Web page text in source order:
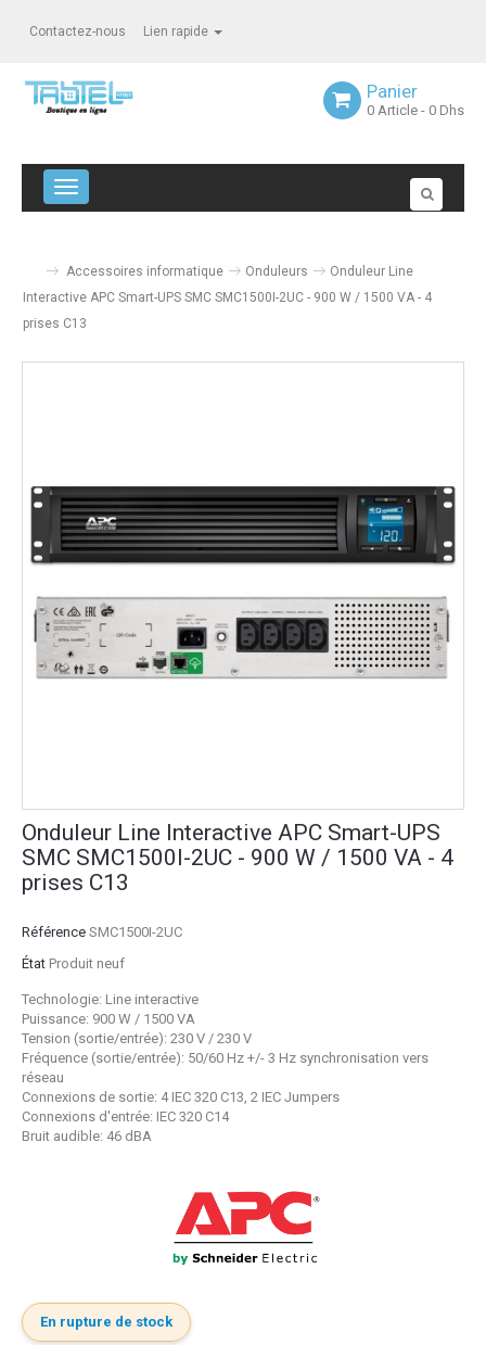
Contactez-nous Lien rapide
Panier
0 Article - 0 Dhs
Navigation bascule
Accessoires informatique Onduleurs
Onduleur Line
Interactive APC Smart-UPS SMC SMC1500I-2UC - 900 W / 1500 VA - 4
prises C13
Onduleur Line Interactive APC Smart-UPS
SMC SMC1500I-2UC - 900 W / 1500 VA - 4
prises C13
Référence SMC1500I-2UC
État Produit neuf
Technologie: Line interactive
Puissance: 900 W / 1500 VA
Tension (sortie/entrée): 230 V / 230 V
Fréquence (sortie/entrée): 50/60 Hz +/- 3 Hz synchronisation vers
réseau
Connexions de sortie: 4 IEC 320 C13, 2 IEC Jumpers
Connexions d'entrée: IEC 320 C14
Bruit audible: 46 dBA
En rupture de stock